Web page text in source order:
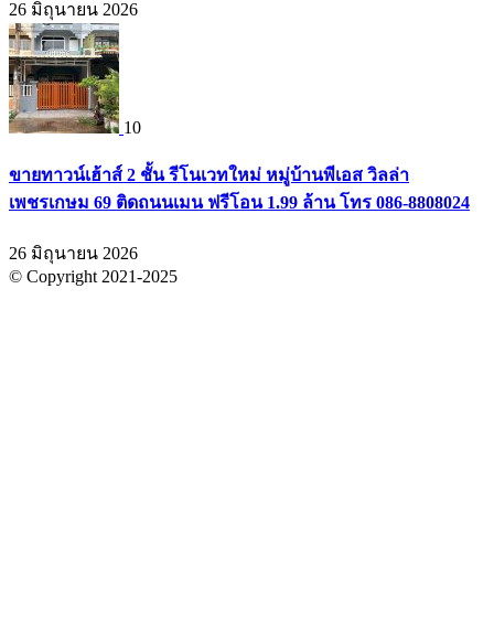
26 มิถุนายน 2026
10
ขายทาวน์เฮ้าส์ 2 ชั้น รีโนเวทใหม่ หมู่บ้านพีเอส วิลล่า
เพชรเกษม 69 ติดถนนเมน ฟรีโอน 1.99 ล้าน โทร 086-8808024
26 มิถุนายน 2026
© Copyright 2021-2025